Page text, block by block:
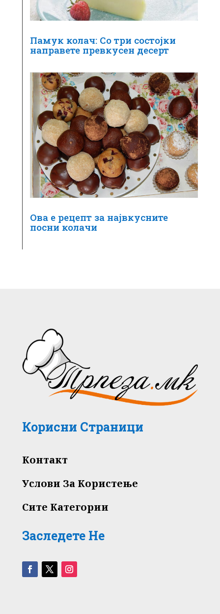
Памук колач: Со три состојки
направете превкусен десерт
Ова е рецепт за највкусните
посни колачи
Корисни Страници
Контакт
Услови За Користење
Сите Категории
Заследете Не